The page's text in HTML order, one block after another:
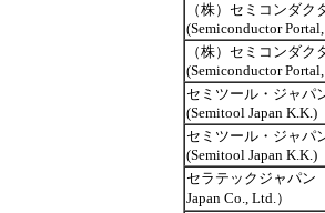
（株）セミコンダク
(Semiconductor
（株）セミコンダク
(Semiconductor
セミツール・ジャパ
(Semitool Japan K.K.)
セミツール・ジャパ
(Semitool Japan K.K.)
セラテックジャパン
Japan Co., Ltd.）